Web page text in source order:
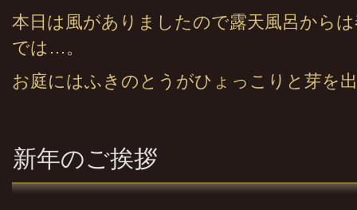
本日は風がありましたので露天風呂から
では…。
お庭にはふきのとうがひょっこりと芽を
新年のご挨拶